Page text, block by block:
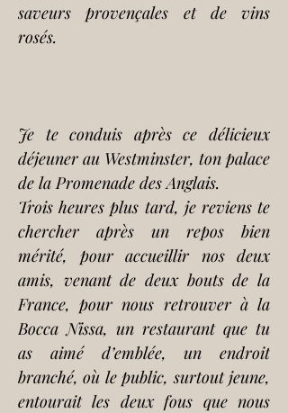
saveurs provençales et de vins
rosés.
Je te conduis après ce délicieux
déjeuner au Westminster, ton palace
de la Promenade des Anglais.
Trois heures plus tard, je reviens te
chercher après un repos bien
mérité, pour accueillir nos deux
amis, venant de deux bouts de la
France, pour nous retrouver à la
Bocca Nissa, un restaurant que tu
as aimé d’emblée, un endroit
branché, où le public, surtout jeune,
entourait les deux fous que nous